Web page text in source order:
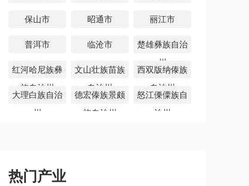
保山市 昭通市 丽江市
普洱市 临沧市
楚雄彝族自治
州
红河哈尼族彝
族自治州
文山壮族苗族
自治州
西双版纳傣族
自治州
大理白族自治
州
德宏傣族景颇
族自治州
怒江傈僳族自
治州
热门产业